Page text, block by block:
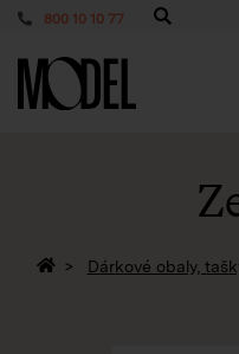
800 10 10 77
PackShop
Zpět na homepage
Dárkové obaly,